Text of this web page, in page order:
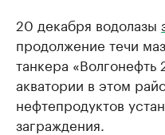
20 декабря водолазы
продолжение течи
танкера «Волгонефть
акватории в этом
нефтепродуктов
заграждения.